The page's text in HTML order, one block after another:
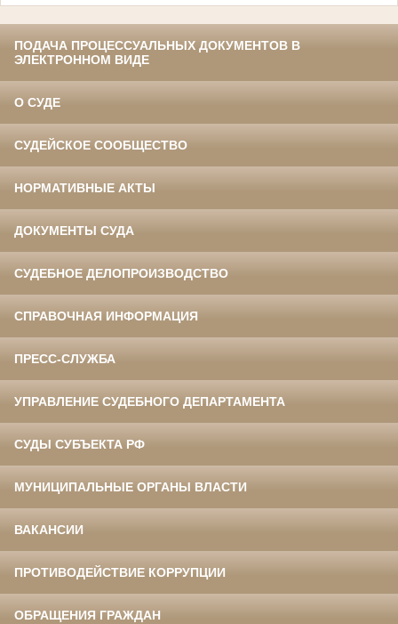
ПОДАЧА ПРОЦЕССУАЛЬНЫХ ДОКУМЕНТОВ В
ЭЛЕКТРОННОМ ВИДЕ
О СУДЕ
СУДЕЙСКОЕ СООБЩЕСТВО
НОРМАТИВНЫЕ АКТЫ
ДОКУМЕНТЫ СУДА
СУДЕБНОЕ ДЕЛОПРОИЗВОДСТВО
СПРАВОЧНАЯ ИНФОРМАЦИЯ
ПРЕСС-СЛУЖБА
УПРАВЛЕНИЕ СУДЕБНОГО ДЕПАРТАМЕНТА
СУДЫ СУБЪЕКТА РФ
МУНИЦИПАЛЬНЫЕ ОРГАНЫ ВЛАСТИ
ВАКАНСИИ
ПРОТИВОДЕЙСТВИЕ КОРРУПЦИИ
ОБРАЩЕНИЯ ГРАЖДАН